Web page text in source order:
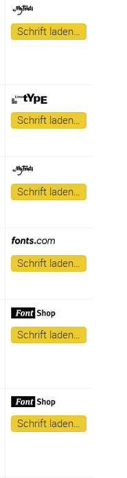
Schrift laden…
Schrift laden…
Schrift laden…
Schrift laden…
Schrift laden…
Schrift laden…